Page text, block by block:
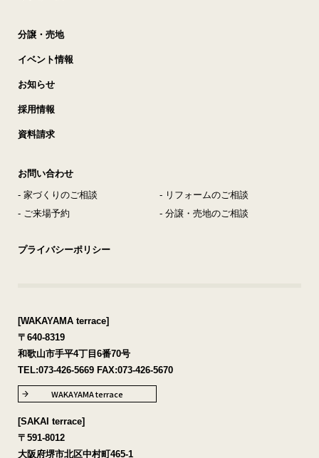
分譲・売地
イベント情報
お知らせ
採用情報
資料請求
お問い合わせ
- 家づくりのご相談
- リフォームのご相談
- ご来場予約
- 分譲・売地のご相談
プライバシーポリシー
[WAKAYAMA terrace]
〒640-8319
和歌山市手平4丁目6番70号
TEL:073-426-5669 FAX:073-426-5670
WAKAYAMA terrace
[SAKAI terrace]
〒591-8012
大阪府堺市北区中村町465-1